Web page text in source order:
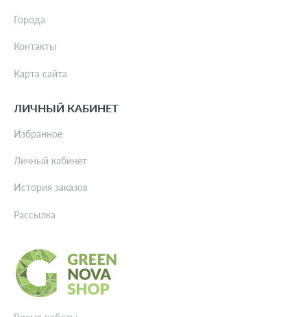
Города
Контакты
Карта сайта
ЛИЧНЫЙ КАБИНЕТ
Избранное
Личный кабинет
История заказов
Рассылка